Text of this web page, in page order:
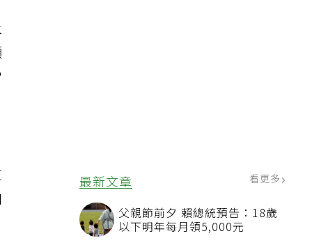
最新文章 看更多
父親節前夕 賴總統預告：18歲
以下明年每月領5,000元